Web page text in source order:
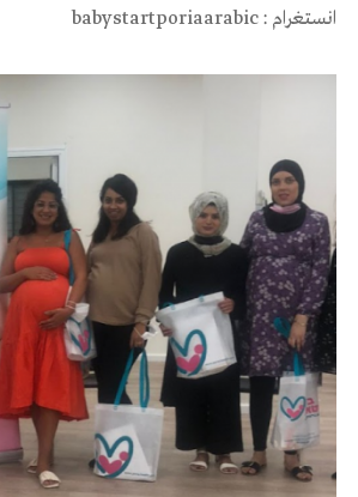
انستغرام : babystartporiaarabic